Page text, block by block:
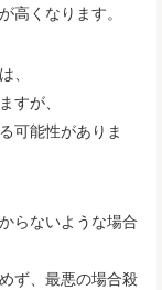
高くなります。
、
すが、
可能性がありま
らないような場合
ず、最悪の場合殺